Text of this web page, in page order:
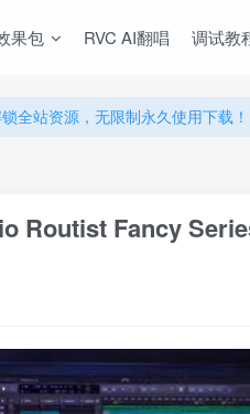
果包 RVC AI翻唱 调试教
全站资源，无限制永久使用下载！
全站资源，无限制永久使用下载！
Routist Fancy